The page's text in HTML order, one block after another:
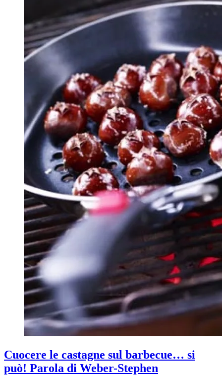
Cuocere le castagne sul barbecue… si
può! Parola di Weber-Stephen